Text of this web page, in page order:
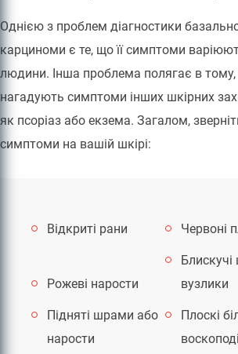
Однією з проблем діагностики
карциноми є те, що її симптоми
людини. Інша проблема полягає в тому,
нагадують симптоми інших шкірних
як псоріаз або екзема. Загалом,
симптоми на вашій шкірі:
Відкриті рани Червоні
Рожеві нарости
вузлики
Підняті шрами або
нарости
Плоскі